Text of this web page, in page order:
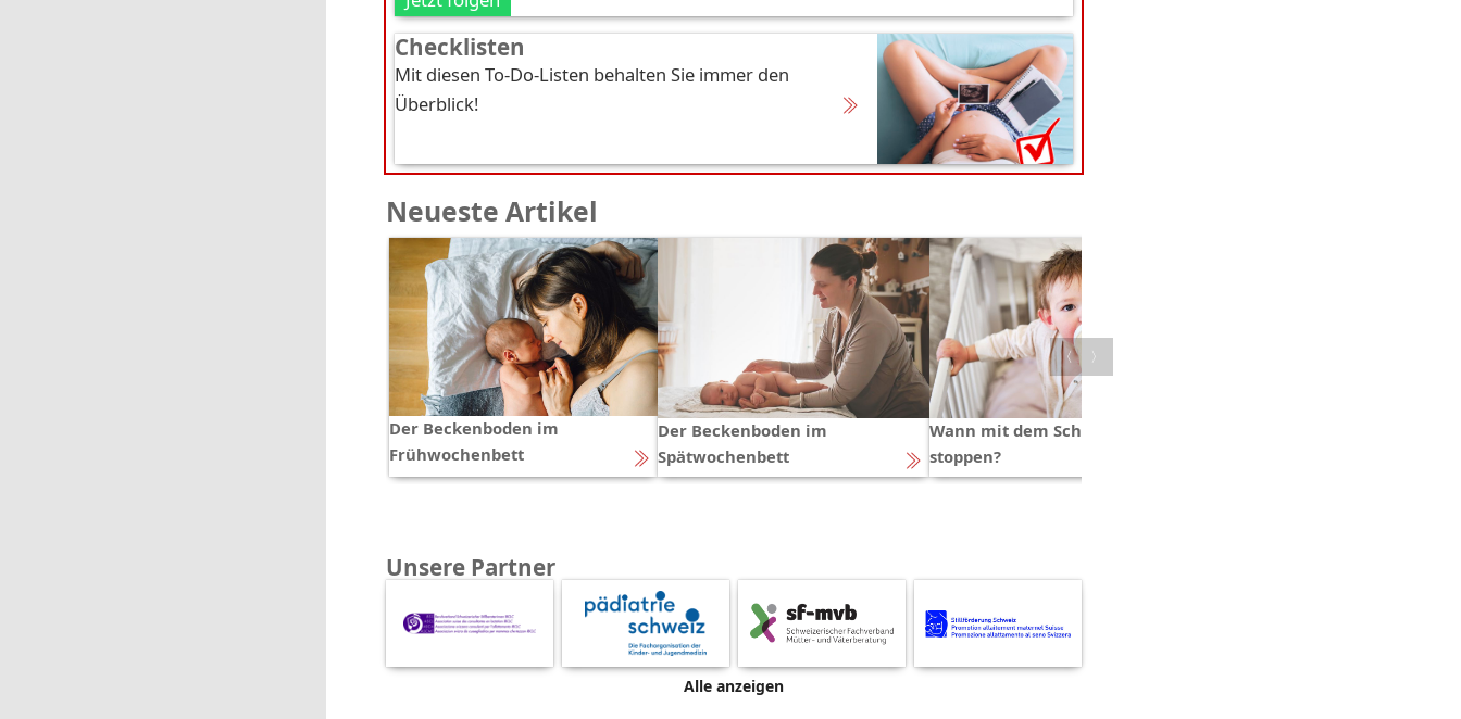
Checklisten
Mit diesen To-Do-Listen behalten Sie immer den
Überblick!
Neueste Artikel
Der Beckenboden im
Frühwochenbett
Der Beckenboden im
Spätwochenbett
Wann mit dem Schoppen
stoppen?
〈 〉
Unsere Partner
Alle anzeigen